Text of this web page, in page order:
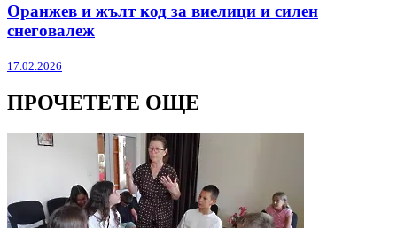
Оранжев и жълт код за виелици и силен
снеговалеж
17.02.2026
ПРОЧЕТЕТЕ ОЩЕ